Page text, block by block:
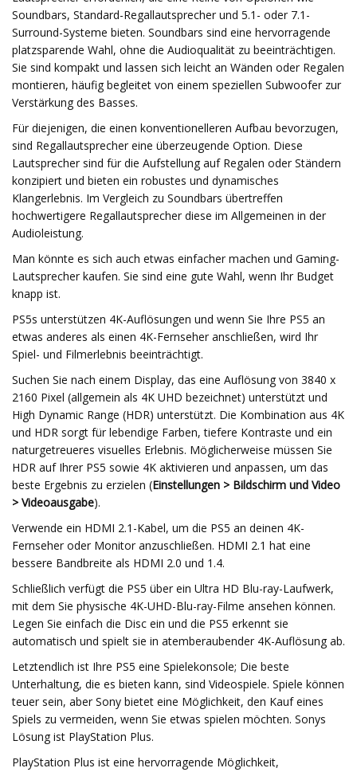
Soundbars, Standard-Regallautsprecher und 5.1- oder 7.1-
Surround-Systeme bieten. Soundbars sind eine hervorragende
platzsparende Wahl, ohne die Audioqualität zu beeinträchtigen.
Sie sind kompakt und lassen sich leicht an Wänden oder Regalen
montieren, häufig begleitet von einem speziellen Subwoofer zur
Verstärkung des Basses.
Für diejenigen, die einen konventionelleren Aufbau bevorzugen,
sind Regallautsprecher eine überzeugende Option. Diese
Lautsprecher sind für die Aufstellung auf Regalen oder Ständern
konzipiert und bieten ein robustes und dynamisches
Klangerlebnis. Im Vergleich zu Soundbars übertreffen
hochwertigere Regallautsprecher diese im Allgemeinen in der
Audioleistung.
Man könnte es sich auch etwas einfacher machen und Gaming-
Lautsprecher kaufen. Sie sind eine gute Wahl, wenn Ihr Budget
knapp ist.
PS5s unterstützen 4K-Auflösungen und wenn Sie Ihre PS5 an
etwas anderes als einen 4K-Fernseher anschließen, wird Ihr
Spiel- und Filmerlebnis beeinträchtigt.
Suchen Sie nach einem Display, das eine Auflösung von 3840 x
2160 Pixel (allgemein als 4K UHD bezeichnet) unterstützt und
High Dynamic Range (HDR) unterstützt. Die Kombination aus 4K
und HDR sorgt für lebendige Farben, tiefere Kontraste und ein
naturgetreueres visuelles Erlebnis. Möglicherweise müssen Sie
HDR auf Ihrer PS5 sowie 4K aktivieren und anpassen, um das
beste Ergebnis zu erzielen (Einstellungen > Bildschirm und Video
> Videoausgabe).
Verwende ein HDMI 2.1-Kabel, um die PS5 an deinen 4K-
Fernseher oder Monitor anzuschließen. HDMI 2.1 hat eine
bessere Bandbreite als HDMI 2.0 und 1.4.
Schließlich verfügt die PS5 über ein Ultra HD Blu-ray-Laufwerk,
mit dem Sie physische 4K-UHD-Blu-ray-Filme ansehen können.
Legen Sie einfach die Disc ein und die PS5 erkennt sie
automatisch und spielt sie in atemberaubender 4K-Auflösung ab.
Letztendlich ist Ihre PS5 eine Spielekonsole; Die beste
Unterhaltung, die es bieten kann, sind Videospiele. Spiele können
teuer sein, aber Sony bietet eine Möglichkeit, den Kauf eines
Spiels zu vermeiden, wenn Sie etwas spielen möchten. Sonys
Lösung ist PlayStation Plus.
PlayStation Plus ist eine hervorragende Möglichkeit,